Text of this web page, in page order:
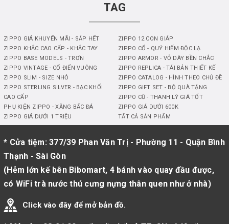
TAG
ZIPPO GIÁ KHUYẾN MÃI - SẮP HẾT
ZIPPO 12 CON GIÁP
ZIPPO KHẮC CAO CẤP - KHẮC TAY
ZIPPO CỔ - QUÝ HIẾM ĐỘC LẠ
ZIPPO BASE MODELS - TRƠN
ZIPPO ARMOR - VỎ DÀY BỀN CHẮC
ZIPPO VINTAGE - CỔ ĐIỂN VUÔNG
ZIPPO REPLICA - TÁI BẢN THIẾT KẾ
ZIPPO SLIM - SIZE NHỎ
ZIPPO CATALOG - HÌNH THEO CHỦ ĐỀ
ZIPPO STERLING SILVER - BẠC KHỐI
CAO CẤP
ZIPPO GIFT SET - BỘ QUÀ TẶNG
ZIPPO CŨ - THANH LÝ GIÁ TỐT
PHỤ KIỆN ZIPPO - XĂNG BẤC ĐÁ
ZIPPO GIÁ DƯỚI 600K
ZIPPO GIÁ DƯỚI 1 TRIỆU
TẤT CẢ SẢN PHẨM
* Cửa tiệm: 377/39 Phan Văn Trị - Phường 11 - Quận Bình
Thạnh - Sài Gòn
(Hẻm lớn kế bên Bibomart, 4 bánh vào quay đầu được,
có WiFi trà nước thú cưng nựng thân quen như ở nhà)
Click vào đây để mở bản đồ.